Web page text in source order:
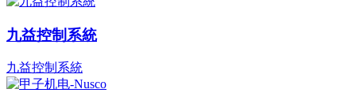
九益控制系統
九益控制系統